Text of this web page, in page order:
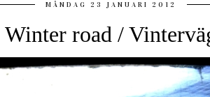
MÅNDAG 23 JANUARI 2012
Winter road /